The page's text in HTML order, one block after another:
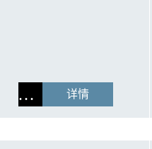
详情